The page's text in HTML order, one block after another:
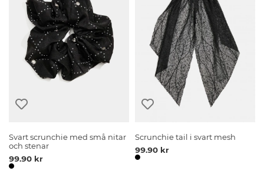
Svart scrunchie med små nitar
och stenar
99.90 kr
Scrunchie tail i svart mesh
99.90 kr